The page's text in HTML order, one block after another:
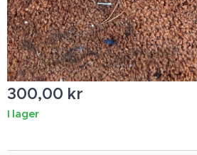
300,00 kr
I lager